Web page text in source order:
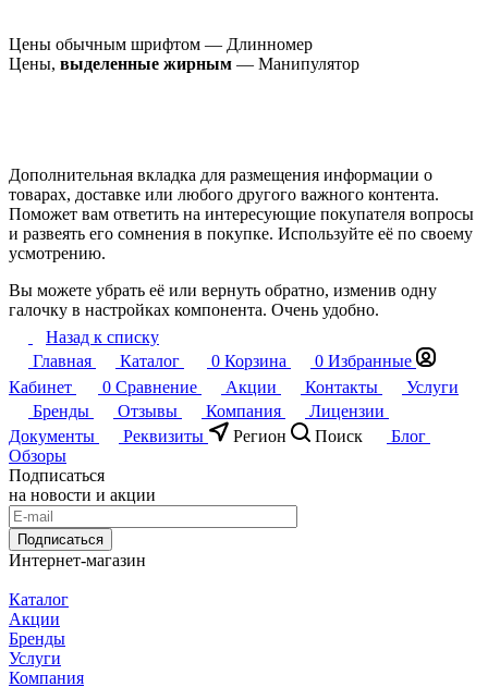
Цены обычным шрифтом — Длинномер
Цены, выделенные жирным — Манипулятор
Дополнительная вкладка для размещения информации о
товарах, доставке или любого другого важного контента.
Поможет вам ответить на интересующие покупателя вопросы
и развеять его сомнения в покупке. Используйте её по своему
усмотрению.
Вы можете убрать её или вернуть обратно, изменив одну
галочку в настройках компонента. Очень удобно.
Назад к списку
Главная
Каталог 0 Корзина 0 Избранные
Кабинет
0 Сравнение Акции Контакты
Услуги
Бренды
Отзывы Компания
Лицензии
Документы
Реквизиты Регион Поиск
Блог
Обзоры
Подписаться
на новости и акции
Подписаться
Интернет-магазин
Каталог
Акции
Бренды
Услуги
Компания